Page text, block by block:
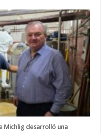
Michlig desarrolló una